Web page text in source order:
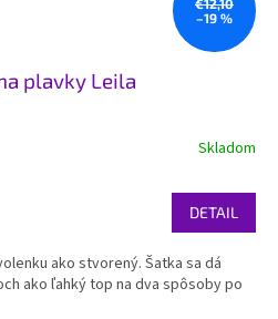
€12,10
–19 %
plavky Leila
Skladom
DETAIL
ako stvorený. Šatka sa dá
ako ľahký top na dva spôsoby po